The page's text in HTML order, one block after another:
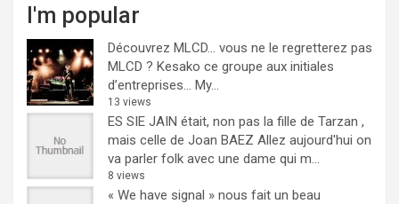
I'm popular
Découvrez MLCD… vous ne le regretterez pas
MLCD ? Kesako ce groupe aux initiales
d’entreprises… My...
13 views
ES SIE JAIN était, non pas la fille de Tarzan ,
mais celle de Joan BAEZ Allez aujourd'hui on
va parler folk avec une dame qui m...
8 views
« We have signal » nous fait un beau